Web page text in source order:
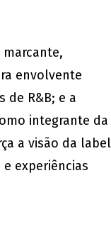
envolvente
de R&B; e a
integrante da
a visão da label
experiências